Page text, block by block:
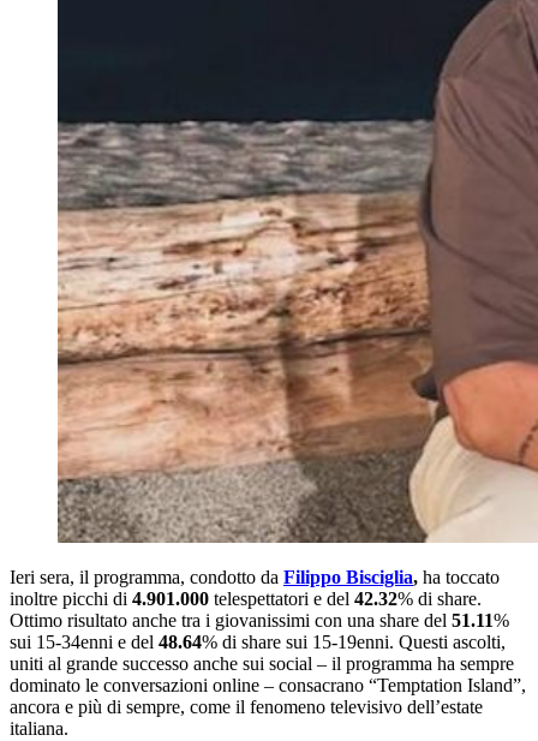
Ieri sera, il programma, condotto da Filippo Bisciglia, ha toccato
inoltre picchi di 4.901.000 telespettatori e del 42.32% di share.
Ottimo risultato anche tra i giovanissimi con una share del 51.11%
sui 15-34enni e del 48.64% di share sui 15-19enni. Questi ascolti,
uniti al grande successo anche sui social – il programma ha sempre
dominato le conversazioni online – consacrano “Temptation Island”,
ancora e più di sempre, come il fenomeno televisivo dell’estate
italiana.